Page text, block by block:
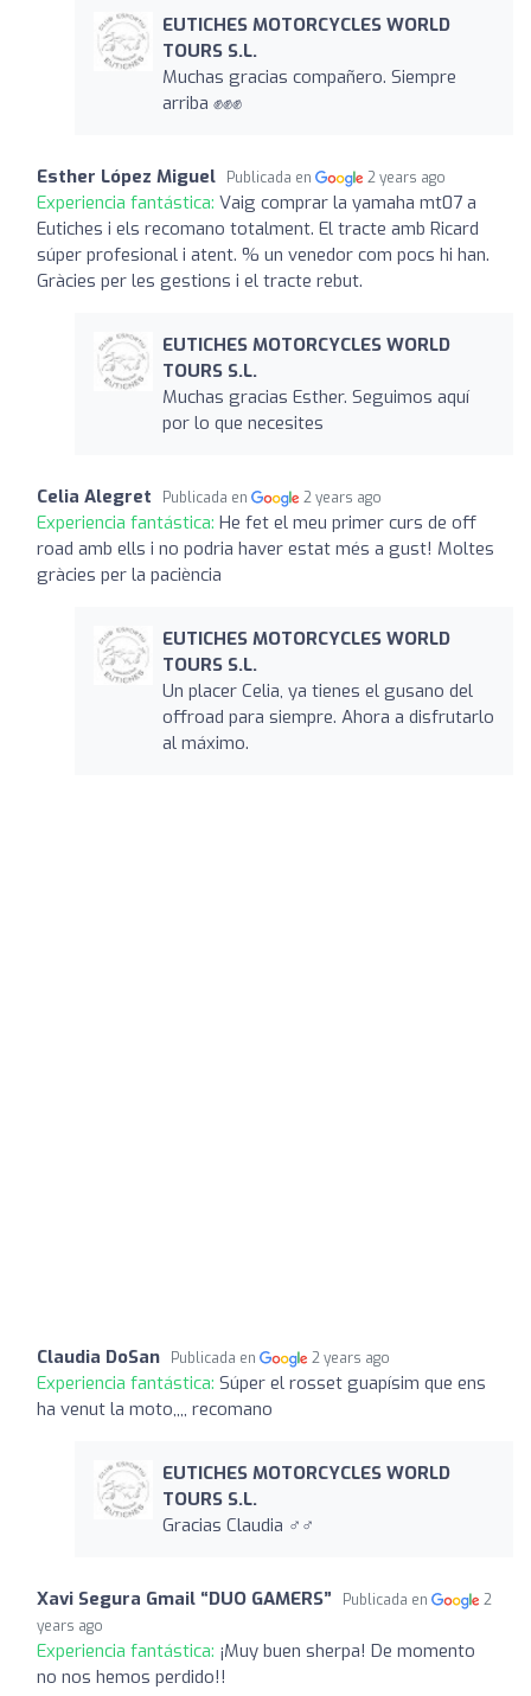
EUTICHES MOTORCYCLES WORLD
TOURS S.L.
Muchas gracias compañero. Siempre
arriba ✊✊✊
Esther López Miguel Publicada en 2 years ago
Experiencia fantástica: Vaig comprar la yamaha mt07 a
Eutiches i els recomano totalment. El tracte amb Ricard
súper profesional i atent. % un venedor com pocs hi han.
Gràcies per les gestions i el tracte rebut.
EUTICHES MOTORCYCLES WORLD
TOURS S.L.
Muchas gracias Esther. Seguimos aquí
por lo que necesites
Celia Alegret Publicada en 2 years ago
Experiencia fantástica: He fet el meu primer curs de off
road amb ells i no podria haver estat més a gust! Moltes
gràcies per la paciència
EUTICHES MOTORCYCLES WORLD
TOURS S.L.
Un placer Celia, ya tienes el gusano del
offroad para siempre. Ahora a disfrutarlo
al máximo.
Claudia DoSan Publicada en 2 years ago
Experiencia fantástica: Súper el rosset guapísim que ens
ha venut la moto,,,, recomano
EUTICHES MOTORCYCLES WORLD
TOURS S.L.
Gracias Claudia ‍♂️‍♂️
Xavi Segura Gmail “DUO GAMERS” Publicada en
2
years ago
Experiencia fantástica: ¡Muy buen sherpa! De momento
no nos hemos perdido!!